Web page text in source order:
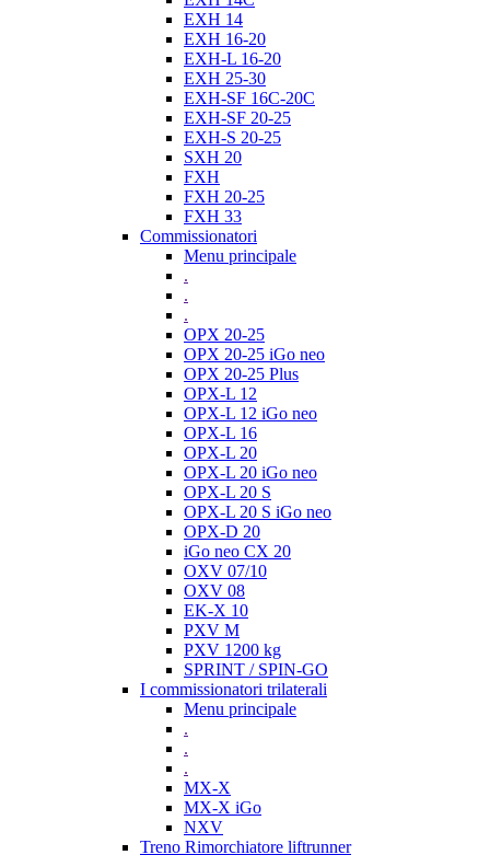
EXH 14
EXH 16-20
EXH-L 16-20
EXH 25-30
EXH-SF 16C-20C
EXH-SF 20-25
EXH-S 20-25
SXH 20
FXH
FXH 20-25
FXH 33
Commissionatori
Menu principale
.
.
.
OPX 20-25
OPX 20-25 iGo neo
OPX 20-25 Plus
OPX-L 12
OPX-L 12 iGo neo
OPX-L 16
OPX-L 20
OPX-L 20 iGo neo
OPX-L 20 S
OPX-L 20 S iGo neo
OPX-D 20
iGo neo CX 20
OXV 07/10
OXV 08
EK-X 10
PXV M
PXV 1200 kg
SPRINT / SPIN-GO
I commissionatori trilaterali
Menu principale
.
.
.
MX-X
MX-X iGo
NXV
Treno Rimorchiatore liftrunner